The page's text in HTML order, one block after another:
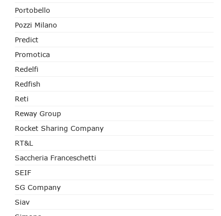
Portobello
Pozzi Milano
Predict
Promotica
Redelfi
Redfish
Reti
Reway Group
Rocket Sharing Company
RT&L
Saccheria Franceschetti
SEIF
SG Company
Siav